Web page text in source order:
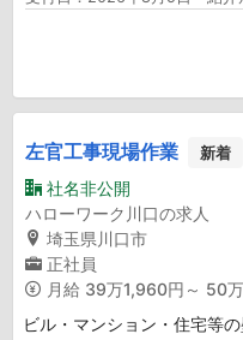
左官工事現場作業 新着
社名非公開
ハローワーク川口の求人
埼玉県川口市
正社員
月給 39万1,960円～ 50
ビル・マンション・住宅等